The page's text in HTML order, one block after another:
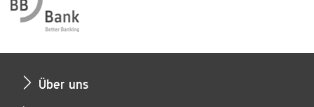
Über uns